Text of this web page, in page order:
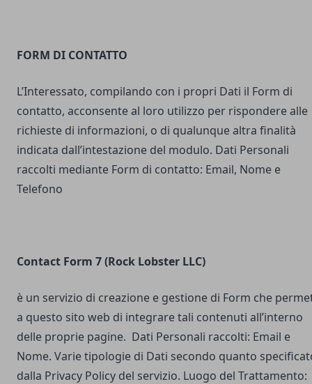
FORM DI CONTATTO
L’Interessato, compilando con i propri Dati il Form di
contatto, acconsente al loro utilizzo per rispondere alle
richieste di informazioni, o di qualunque altra finalità
indicata dall’intestazione del modulo. Dati Personali
raccolti mediante Form di contatto: Email, Nome e
Telefono
Contact Form 7 (Rock Lobster LLC)
è un servizio di creazione e gestione di Form che
a questo sito web di integrare tali contenuti all’interno
delle proprie pagine. Dati Personali raccolti: Email e
Nome. Varie tipologie di Dati secondo quanto
dalla Privacy Policy del servizio. Luogo del Trattamento: